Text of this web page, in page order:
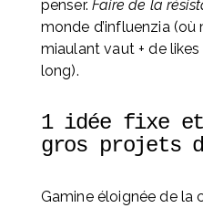
penser. Faire de la
monde d’influenzia
miaulant vaut + de
long).
1 idée fixe et
gros projets
Gamine éloignée de la